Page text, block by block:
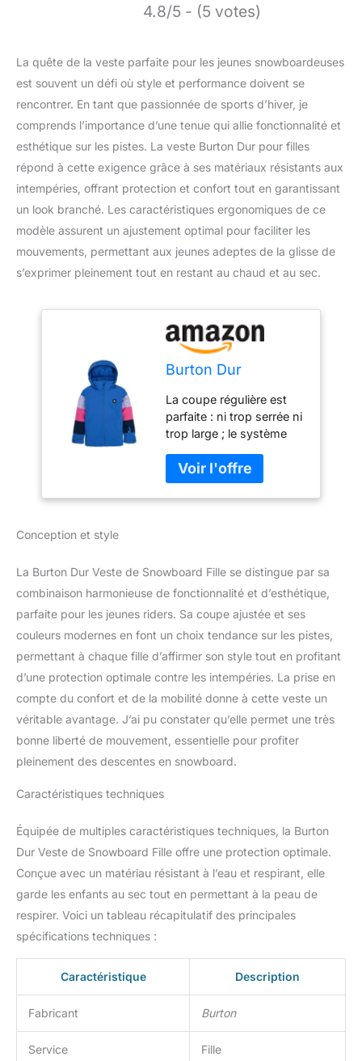
4.8/5 - (5 votes)
La quête de la veste parfaite pour les jeunes snowboardeuses
est souvent un défi où style et performance doivent se
rencontrer. En tant que passionnée de sports d’hiver, je
comprends l’importance d’une tenue qui allie fonctionnalité et
esthétique sur les pistes. La veste Burton Dur pour filles
répond à cette exigence grâce à ses matériaux résistants aux
intempéries, offrant protection et confort tout en garantissant
un look branché. Les caractéristiques ergonomiques de ce
modèle assurent un ajustement optimal pour faciliter les
mouvements, permettant aux jeunes adeptes de la glisse de
s’exprimer pleinement tout en restant au chaud et au sec.
Burton Dur
La coupe régulière est
parfaite : ni trop serrée ni
trop large ; le système
une extension des
manches de 1,5 pouces
afin que le vêtement
mm/5 000 g) avec des
propriétés
respirantes,
imperméables et à
séchage rapide ;
revêtement DWR sans
PFC ; coutures collées
aux endroits importants
protègent du vent et des
intempéries L'isolation
ThermacoreECO (120 g)
sans volume excessif et
sèche tout aussi
rapidement. Elle a été
certifiée bluesign et est
composée à plus de 90
% de fibres recyclées qui
assurent une longue
facilité d'entretien.
Doublure en taffetas
avec inserts en
micropolaire à l'arrière
pour plus de chaleur ;
jupe pare-neige
Conception et style
La Burton Dur Veste de Snowboard Fille se distingue par sa
combinaison harmonieuse de fonctionnalité et d’esthétique,
parfaite pour les jeunes riders. Sa coupe ajustée et ses
couleurs modernes en font un choix tendance sur les pistes,
permettant à chaque fille d’affirmer son style tout en profitant
d’une protection optimale contre les intempéries. La prise en
compte du confort et de la mobilité donne à cette veste un
véritable avantage. J’ai pu constater qu’elle permet une très
bonne liberté de mouvement, essentielle pour profiter
pleinement des descentes en snowboard.
Caractéristiques techniques
Équipée de multiples caractéristiques techniques, la Burton
Dur Veste de Snowboard Fille offre une protection optimale.
Conçue avec un matériau résistant à l’eau et respirant, elle
garde les enfants au sec tout en permettant à la peau de
respirer. Voici un tableau récapitulatif des principales
spécifications techniques :
Caractéristique Description
Fabricant Burton
Service Fille